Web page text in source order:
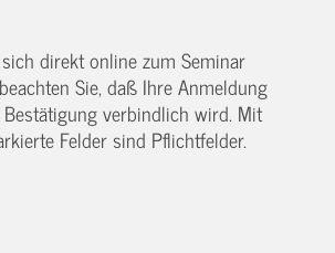
direkt online zum Seminar
Sie, daß Ihre Anmeldung
verbindlich wird. Mit
Felder sind Pflichtfelder.